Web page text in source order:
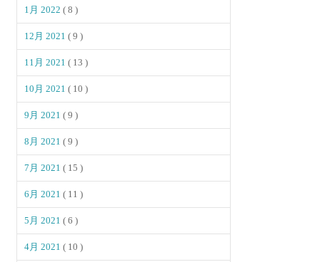
1月 2022( 8 )
12月 2021( 9 )
11月 2021( 13 )
10月 2021( 10 )
9月 2021( 9 )
8月 2021( 9 )
7月 2021( 15 )
6月 2021( 11 )
5月 2021( 6 )
4月 2021( 10 )